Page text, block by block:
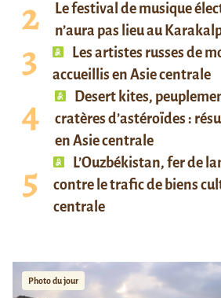
Le festival de musique
n’aura pas lieu au
Les artistes russes de
accueillis en Asie centrale
Desert kites,
cratères d’astéroïdes :
en Asie centrale
L’Ouzbékistan, fer de
contre le trafic de biens
centrale
Photo du jour